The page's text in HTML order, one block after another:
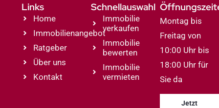
Links
Home
Immobilienangebot
Ratgeber
Über uns
Kontakt
Schnellauswahl
Immobilie
verkaufen
Immobilie
bewerten
Immobilie
vermieten
Montag bis
Freitag von
10:00 Uhr bis
18:00 Uhr für
Sie da
Jetzt